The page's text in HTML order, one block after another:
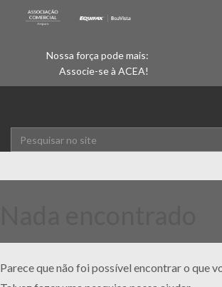
Nossa força pode mais:
Associe-se à ACEA!
Parece que não foi possível encontrar o que